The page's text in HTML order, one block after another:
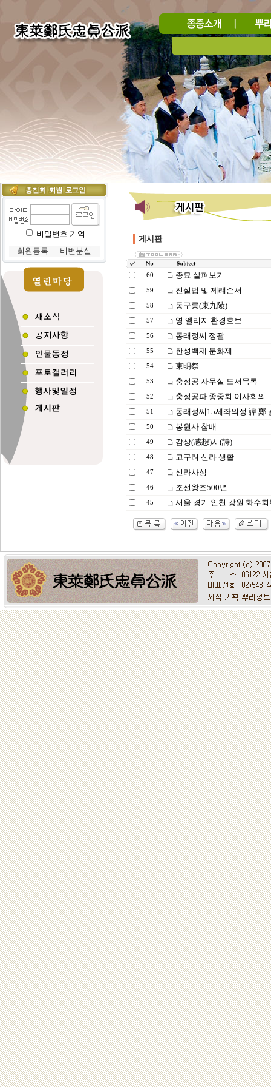
비밀번호 기억
회원등록
비번분실
게시판
60 종묘 살펴보기
59 진설법 및 제럐순서
58 동구릉(東九陵)
57 영 엘리지 환경호보
56 동래정씨 정괄
55 한성백제 문화제
54 東明祭
53 충정공 사무실 도서목록
52 충정공파 종중회 이사회의
51 동래정씨15세좌의정 諱 鄭
50 봉원사 참배
49 감상(感想)시(詩)
48 고구려 신라 생활
47 신라사성
46 조선왕조500년
45 서울.경기.인천.강원 화수